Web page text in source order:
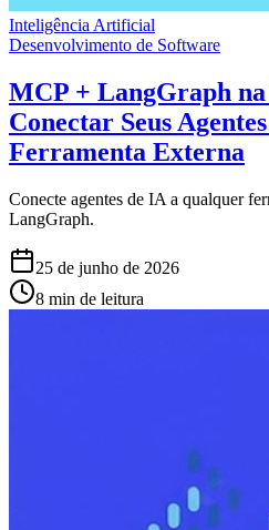
Inteligência Artificial
Desenvolvimento de Software
MCP + LangGraph
Conectar Seus
Ferramenta Externa
Conecte agentes de IA a qualquer
LangGraph.
25 de junho de 2026
8 min de leitura